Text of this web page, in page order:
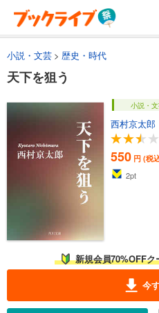
小説・文芸 歴史・時代
天下を狙う
小説・
西村京太郎
550 円 (税
2pt
新規会員70%OFFク
今